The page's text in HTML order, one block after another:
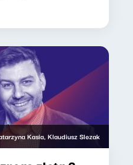
Kasia, Klaudiusz Slezak